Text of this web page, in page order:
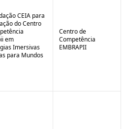
CEIA para
do Centro
em
Imersivas
para Mundos
Centro de
Competência
EMBRAPII